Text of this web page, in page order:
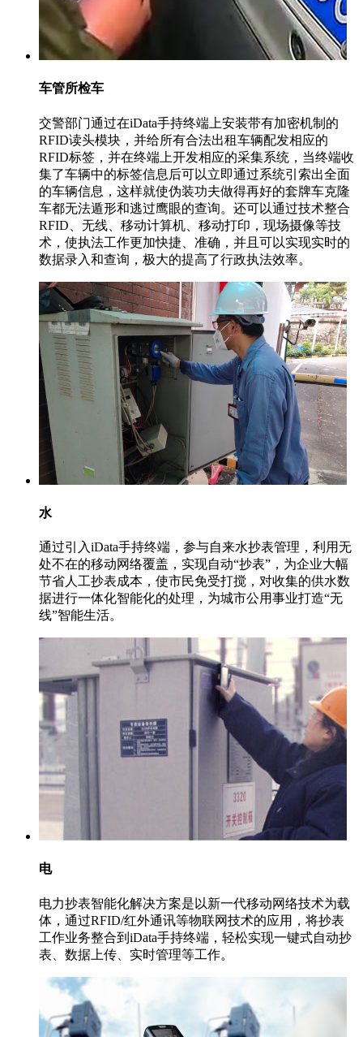
车管所检车
交警部门通过在iData手持终端上安装带有加密机制的
RFID读头模块，并给所有合法出租车辆配发相应的
RFID标签，并在终端上开发相应的采集系统，当终端收
集了车辆中的标签信息后可以立即通过系统引索出全面
的车辆信息，这样就使伪装功夫做得再好的套牌车克隆
车都无法遁形和逃过鹰眼的查询。还可以通过技术整合
RFID、无线、移动计算机、移动打印，现场摄像等技
术，使执法工作更加快捷、准确，并且可以实现实时的
数据录入和查询，极大的提高了行政执法效率。
水
通过引入iData手持终端，参与自来水抄表管理，利用无
处不在的移动网络覆盖，实现自动“抄表”，为企业大幅
节省人工抄表成本，使市民免受打搅，对收集的供水数
据进行一体化智能化的处理，为城市公用事业打造“无
线”智能生活。
电
电力抄表智能化解决方案是以新一代移动网络技术为载
体，通过RFID/红外通讯等物联网技术的应用，将抄表
工作业务整合到iData手持终端，轻松实现一键式自动抄
表、数据上传、实时管理等工作。